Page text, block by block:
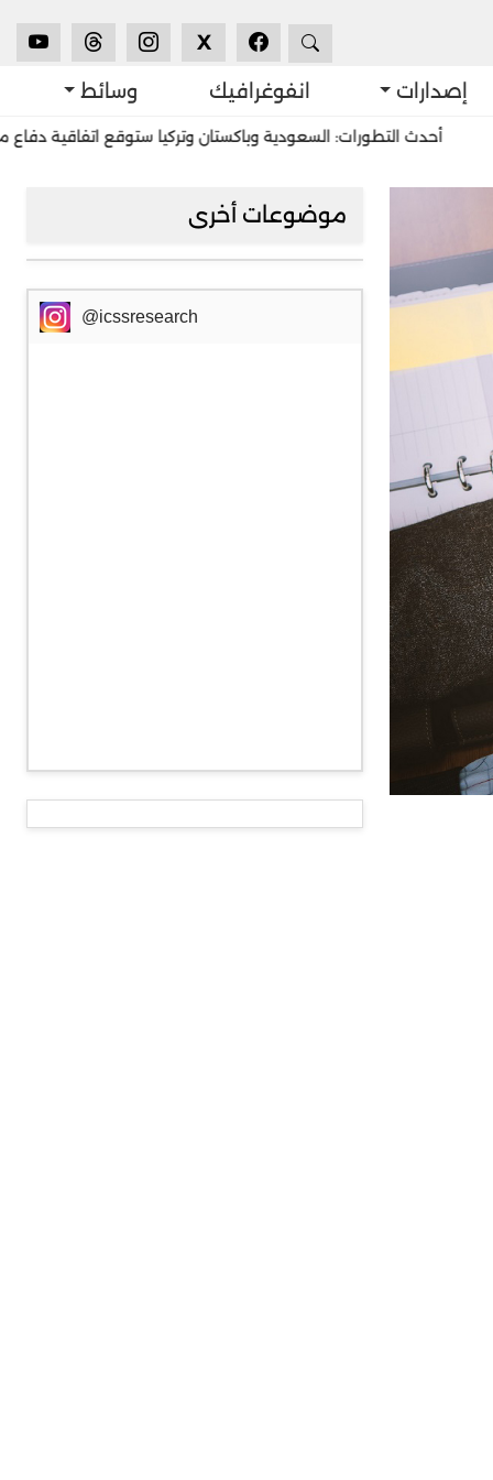
X
إصدارات انفوغرافيك وسائط
التطورات: السعودية وباكستان وتركيا ستوقع اتفاقية دفاع مشترك
موضوعات أخرى
@icssresearch